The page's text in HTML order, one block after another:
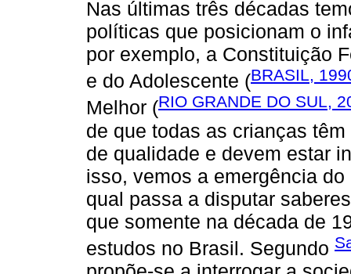
Nas últimas três décadas
políticas que posicionam o
por exemplo, a Constituição
e do Adolescente (BRASIL,
Melhor (RIO GRANDE DO SUL,
de que todas as crianças
de qualidade e devem estar
isso, vemos a emergência
qual passa a disputar
que somente na década de
estudos no Brasil. Segundo